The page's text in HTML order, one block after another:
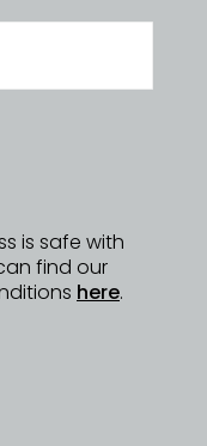
is safe with
find our
here.